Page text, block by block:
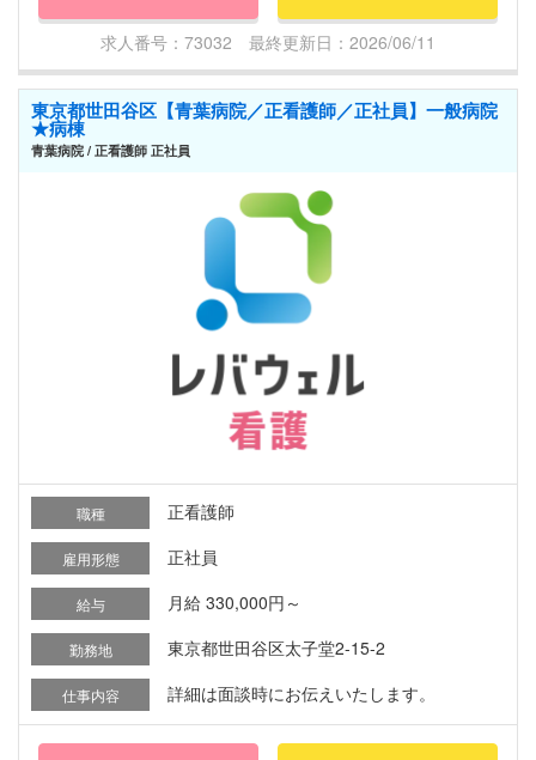
求人番号：73032 最終更新日：2026/06/11
東京都世田谷区【青葉病院／正看護師／正社員】一般病院
★病棟
青葉病院 / 正看護師 正社員
職種 正看護師
雇用形態 正社員
給与 月給 330,000円～
勤務地 東京都世田谷区太子堂2-15-2
仕事内容 詳細は面談時にお伝えいたします。